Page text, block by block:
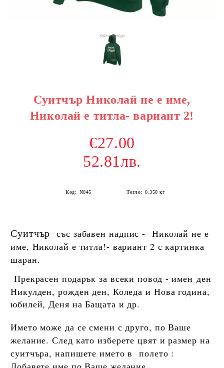
Суитчър Николай не е име,
Николай е титла- вариант 2!
€27.00
52.81лв.
Код: N045 Тегло: 0.350 кг
Суитчър със забавен надпис - Николай не е
име, Николай е титла!- вариант 2 с картинка
шаран.
Прекрасен подарък за всеки повод - имен ден
Никулден, рожден ден, Коледа и Нова година,
юбилей, Деня на Бащата и др.
Името може да се смени с друго, по Ваше
желание. След като изберете цвят и размер на
суитчъра, напишете името в полето :